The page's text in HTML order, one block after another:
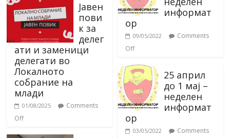
Јавен
пови
к за
делег
ати и заменици
делегати во
Локалното
собрание на
млади
01/08/2025
Comments
Off
информат
ор
09/05/2022
Comments
Off
25 април
до 1 мај –
неделен
информат
ор
03/05/2022
Comments